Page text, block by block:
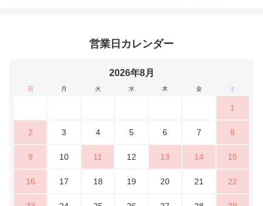
営業日カレンダー
2026年8月
日 月 火 水 木 金 土
1
2 3 4 5 6 7 8
9 10 11 12 13 14 15
16 17 18 19 20 21 22